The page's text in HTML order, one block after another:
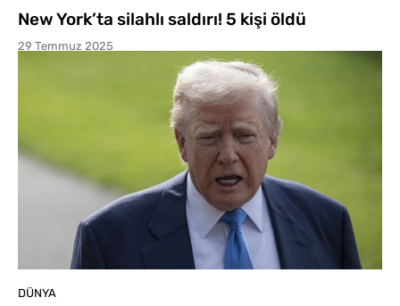
New York’ta silahlı saldırı! 5 kişi öldü
29 Temmuz 2025
DÜNYA